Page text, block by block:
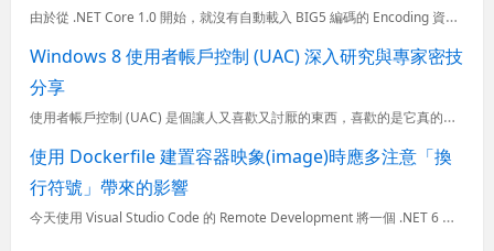
由於從 .NET Core 1.0 開始，就沒有自動載入 BIG5 編碼的 Encoding 資料，所以你沒辦法直接透過 Encoding.GetEncoding("Big5") 取得 Encodin...
Windows 8 使用者帳戶控制 (UAC) 深入研究與專家密技
分享
使用者帳戶控制 (UAC) 是個讓人又喜歡又討厭的東西，喜歡的是它真的讓惡意軟體不容易入侵你的電腦，討厭的是它真的很煩，隨時都有可能跳出一個提示你是否同意執行的畫面，也因此不少人剛安裝完 Window
使用 Dockerfile 建置容器映象(image)時應多注意「換
行符號」帶來的影響
今天使用 Visual Studio Code 的 Remote Development 將一個 .NET 6 與 SQL Server 開發環境全部放到 Docker 容器中。雖然照著文件操作都很順